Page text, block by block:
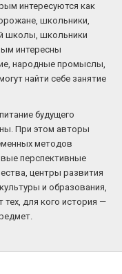
интересуются как
школьники,
школы, школьники
интересны
народные промыслы,
найти себе занятие
будущего
При этом авторы
методов
перспективные
центры развития
и образования,
для кого история —